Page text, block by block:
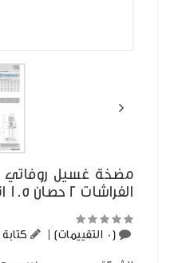
مضخة غسيل روفاتي
الفراشات 2 حصان 1.5 انش*1.5 انش
(0 التقييمات)